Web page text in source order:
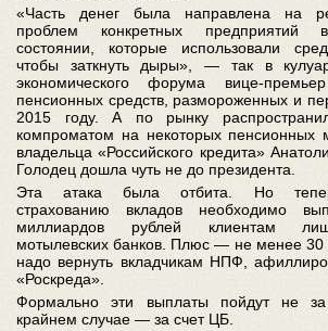
«Часть денег была направлена на
проблем конкретных предприятий
состоянии, которые использовали
чтобы заткнуть дыры», — так в
экономического форума вице-
пенсионных средств, размороженных и
2015 году. А по рынку
компроматом на некоторых пенсионных
владельца «Российского кредита»
Голодец дошла чуть не до президента.
Эта атака была отбита. Но
страхованию вкладов необходимо
миллиардов рублей клиентам
мотылевских банков. Плюс — не менее 30
надо вернуть вкладчикам НПФ,
«Роскреда».
Формально эти выплаты пойдут не
крайнем случае — за счет ЦБ.